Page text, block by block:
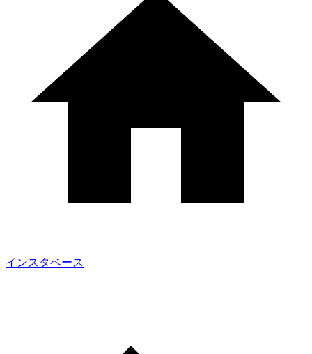
インスタベース